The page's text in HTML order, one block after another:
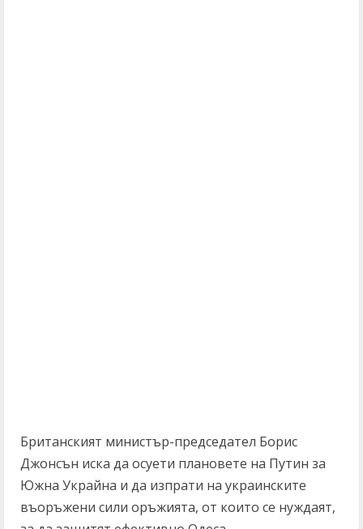
Британският министър-председател Борис
Джонсън иска да осуети плановете на Путин за
Южна Украйна и да изпрати на украинските
въоръжени сили оръжията, от които се нуждаят,